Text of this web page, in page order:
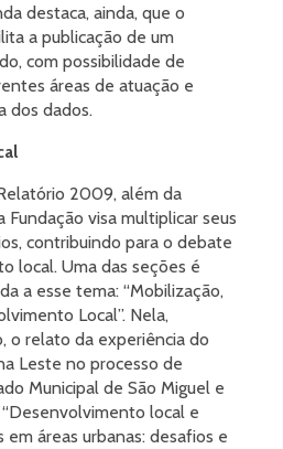
destaca, ainda, que o
a publicação de um
com possibilidade de
áreas de atuação e
dos dados.
2009, além da
visa multiplicar seus
contribuindo para o debate
local. Uma das seções é
a esse tema: “Mobilização,
Local”. Nela,
o relato da experiência do
Leste no processo de
Municipal de São Miguel e
local e
áreas urbanas: desafios e